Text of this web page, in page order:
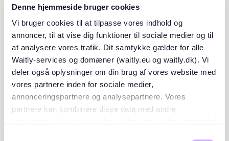
Denne hjemmeside bruger cookies
Vi bruger cookies til at tilpasse vores indhold og
annoncer, til at vise dig funktioner til sociale medier og til
at analysere vores trafik. Dit samtykke gælder for alle
Waitly-services og domæner (waitly.eu og waitly.dk). Vi
deler også oplysninger om din brug af vores website med
vores partnere inden for sociale medier,
annonceringspartnere og analysepartnere. Vores
partnere kan kombinere disse data med andre
Wohnkomplex umfasst insgesamt 237 Wohneinheiten
Umgebung.
Die Architektur entspricht dem Baustil der 1960er-
Jahre, mit funktionalen, mehrgeschossigen
Wohnhäusern, die auf eine effiziente Nutzung des
Raums ausgelegt sind. Die Gebäude bieten
überwiegend klassische Grundrisse mit
familienfreundlichen Wohnkonzepten. Zudem sind die
Anlagen meist von Grünflächen umgeben, was zur